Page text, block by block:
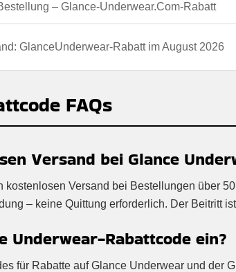
– Glance-Underwear.Com-Rabatt
GlanceUnderwear-Rabatt im August 2026
FAQs
Versand bei Glance
Versand bei Bestellungen über
– keine Quittung erforderlich. Der Beitritt
Underwear-Rabattcode ein?
für Rabatte auf Glance Underwear und der